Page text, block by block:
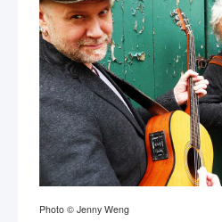
Photo © Jenny Weng